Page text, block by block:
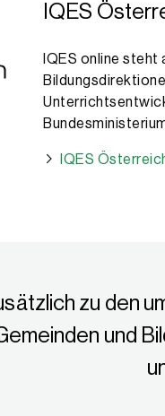
IQES
IQES online
IQES
zu den
und